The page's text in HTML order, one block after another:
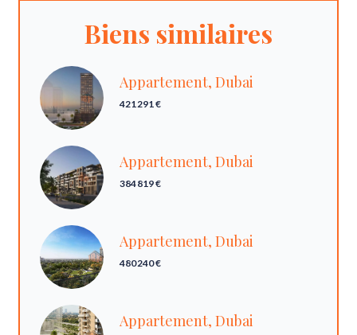
Biens similaires
Appartement, Dubai
421 291 €
Appartement, Dubai
384 819 €
Appartement, Dubai
480 240 €
Appartement, Dubai